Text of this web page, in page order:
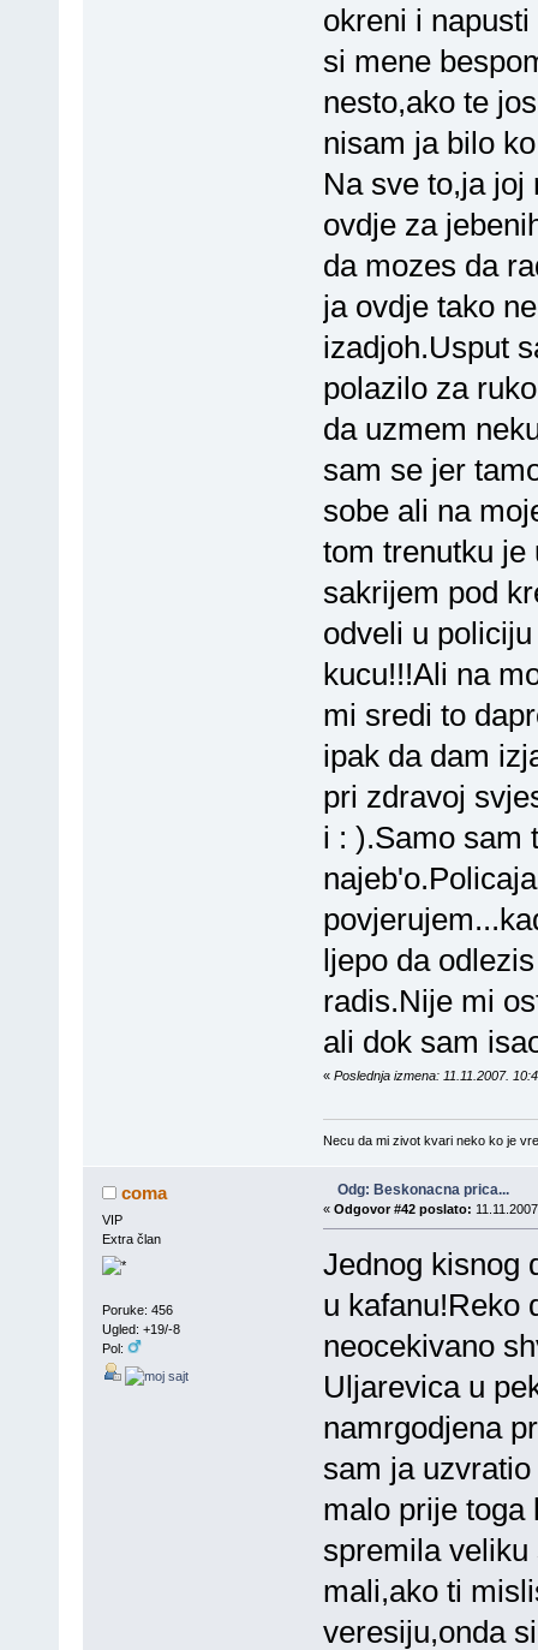
okreni i
si mene
nesto,ako te
nisam ja bilo
Na sve to,ja joj
ovdje za
da mozes da
ja ovdje tako
izadjoh.Usput
polazilo za
da uzmem
sam se jer
sobe ali na
tom trenutku je
sakrijem pod
odveli u
kucu!!!Ali na
mi sredi to
ipak da dam
pri zdravoj
i : ).Samo sam
ljepo da
radis.Nije mi
ali dok sam
« Poslednja izmena: 11.11.2007.
Necu da mi zivot kvari neko ko je
coma
VIP
Extra član
Poruke: 456
Ugled: +19/-8
Pol:
Odg: Beskonacna prica...
« Odgovor #42 poslato:
Jednog kisnog
u kafanu!Reko
neocekivano
Uljarevica u
namrgodjena
sam ja
malo prije toga
spremila
mali,ako ti
veresiju,onda